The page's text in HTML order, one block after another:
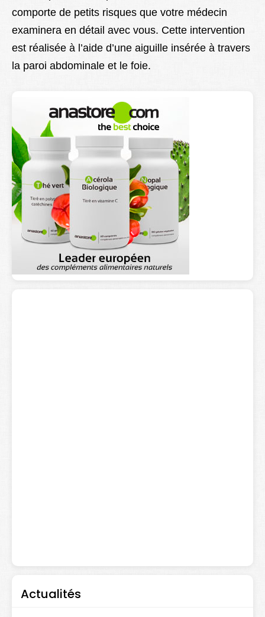
comporte de petits risques que votre médecin
examinera en détail avec vous. Cette intervention
est réalisée à l’aide d’une aiguille insérée à travers
la paroi abdominale et le foie.
Actualités